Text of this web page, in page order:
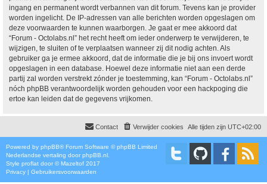
ingang en permanent wordt verbannen van dit forum. Tevens kan je provider
worden ingelicht. De IP-adressen van alle berichten worden opgeslagen om
deze voorwaarden te kunnen waarborgen. Je gaat er mee akkoord dat
“Forum - Octolabs.nl” het recht heeft om ieder onderwerp te verwijderen, te
wijzigen, te sluiten of te verplaatsen wanneer zij dit nodig achten. Als
gebruiker ga je ermee akkoord, dat de informatie die je bij ons invoert wordt
opgeslagen in een database. Hoewel deze informatie niet aan een derde
partij zal worden verstrekt zónder je toestemming, kan “Forum - Octolabs.nl”
nóch phpBB verantwoordelijk worden gehouden voor een hackpoging die
ertoe kan leiden dat de gegevens vrijkomen.
Alle tijden zijn UTC+02:00
Verwijder cookies
Contact
Powered by phpBB® Forum Software © phpBB Limited
Nederlandse vertaling door phpBB.nl
Style proflat door ©Mazeltof 2017
Privacy | Gebruikersvoorwaarden